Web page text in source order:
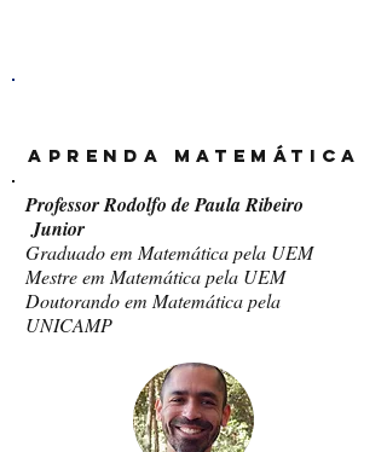
Aprenda Matemática
Professor Rodolfo de Paula Ribeiro
Junior
Graduado em Matemática pela UEM
Mestre em Matemática pela UEM
Doutorando em Matemática pela
UNICAMP